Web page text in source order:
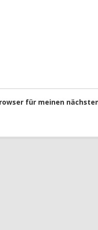
für meinen